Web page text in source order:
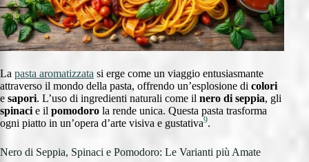
La pasta aromatizzata si erge come un viaggio entusiasmante
attraverso il mondo della pasta, offrendo un’esplosione di colori
e sapori. L’uso di ingredienti naturali come il nero di seppia, gli
spinaci e il pomodoro la rende unica. Questa pasta trasforma
ogni piatto in un’opera d’arte visiva e gustativa9.
Nero di Seppia, Spinaci e Pomodoro: Le Varianti più Amate